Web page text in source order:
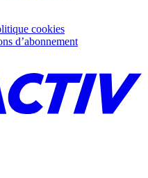
cookies
d’abonnement